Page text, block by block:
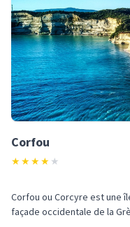
Corfou
★★★★ ★
Corfou ou Corcyre est une
façade occidentale de la